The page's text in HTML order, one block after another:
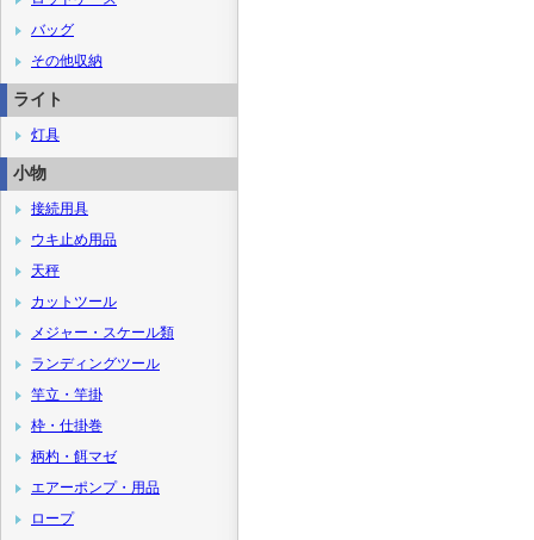
バッグ
その他収納
ライト
灯具
小物
接続用具
ウキ止め用品
天秤
カットツール
メジャー・スケール類
ランディングツール
竿立・竿掛
枠・仕掛巻
柄杓・餌マゼ
エアーポンプ・用品
ロープ